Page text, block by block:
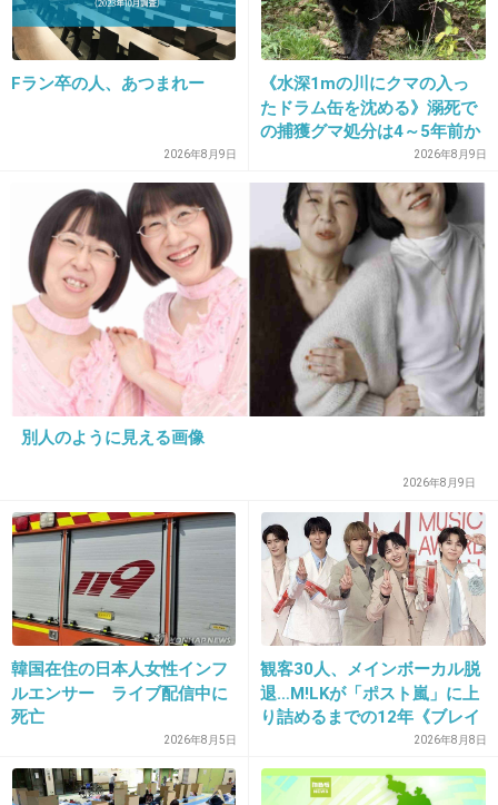
>>13
サイコパス
+12 -1
16. 匿名 2026/06/03(水) 21:03:09
26歳が26歳上司を刺したのか
17. 匿名2026/06/03(水) 21:03:16
こんなもん強盗殺人と変わらんよね
是非無期懲役以上でお願いしたい
1件の返信
+247 -0
Fラン卒の人、あつまれー
2026年8月9日
《水深1mの川にクマの入っ
たドラム缶を沈める》溺死で
の捕獲グマ処分は4～5年前か
ら 「先人の経験から時間を
決めていた」「溺死だけがフ
ォーカスされ困惑」と町の担
当者
2026年8月9日
別人のように見える画像
2026年8月9日
韓国在住の日本人女性インフ
ルエンサー ライブ配信中に
死亡
2026年8月5日
観客30人、メインボーカル脱
退…M!LKが「ポスト嵐」に上
り詰めるまでの12年《ブレイ
2026年8月8日